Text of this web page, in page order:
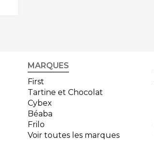
MARQUES
First
Tartine et Chocolat
Cybex
Béaba
Frilo
Voir toutes les marques